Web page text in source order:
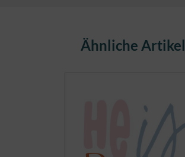
Produktgalerie überspringenÄhnliche Artikel